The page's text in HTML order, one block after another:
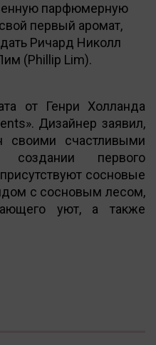
парфюмерную
первый аромат,
Ричард Николл
(Phillip Lim).
от Генри Холланда
Дизайнер заявил,
своими счастливыми
создании первого
сосновые
с сосновым лесом,
уют, а также